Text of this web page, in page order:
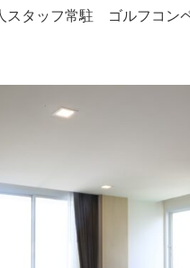
スタッフ常駐 ゴルフコ